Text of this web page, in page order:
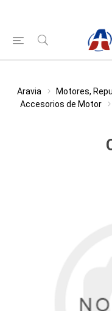
Aravia
Motores,
Accesorios de Motor